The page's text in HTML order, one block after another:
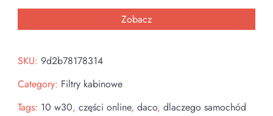
Zobacz
SKU: 9d2b78178314
Category: Filtry kabinowe
Tags: 10 w30, części online, daco, dlaczego samochód